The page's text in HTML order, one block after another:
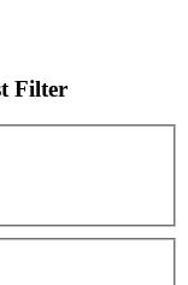
Filter